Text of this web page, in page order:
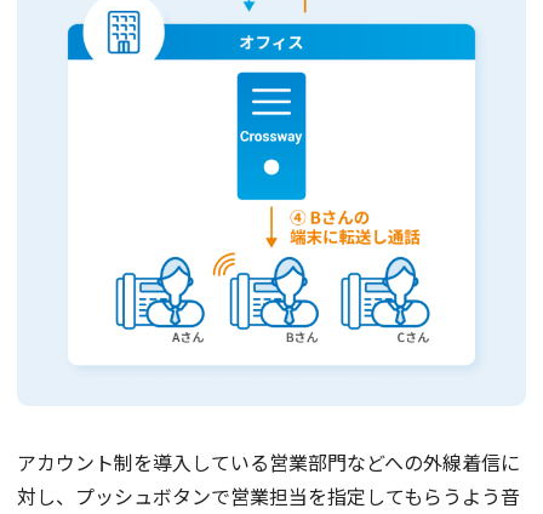
アカウント制を導入している営業部門などへの外線着信に
対し、プッシュボタンで営業担当を指定してもらうよう音